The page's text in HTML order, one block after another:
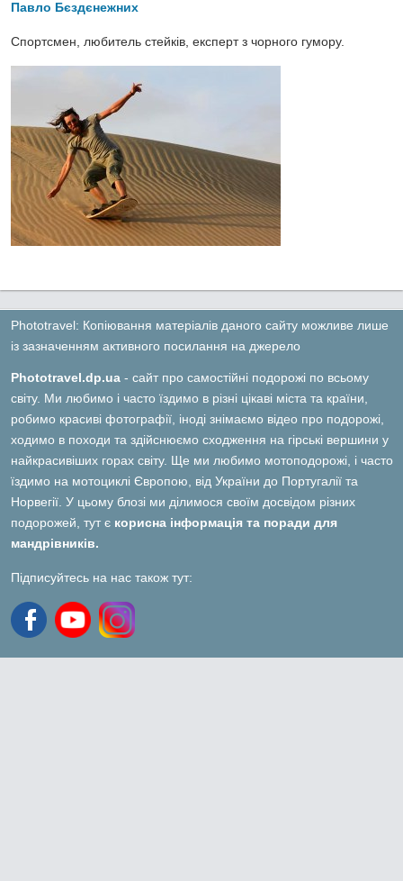
Павло Бєздєнежних
Спортсмен, любитель стейків, експерт з чорного гумору.
Phototravel: Копіювання матеріалів даного сайту можливе лише
із зазначенням активного посилання на джерело
Phototravel.dp.ua - сайт про самостійні подорожі по всьому
світу. Ми любимо і часто їздимо в різні цікаві міста та країни,
робимо красиві фотографії, іноді знімаємо відео про подорожі,
ходимо в походи та здійснюємо сходження на гірські вершини у
найкрасивіших горах світу. Ще ми любимо мотоподорожі, і часто
їздимо на мотоциклі Європою, від України до Португалії та
Норвегії. У цьому блозі ми ділимося своїм досвідом різних
подорожей, тут є корисна інформація та поради для
мандрівників.
Підписуйтесь на нас також тут: